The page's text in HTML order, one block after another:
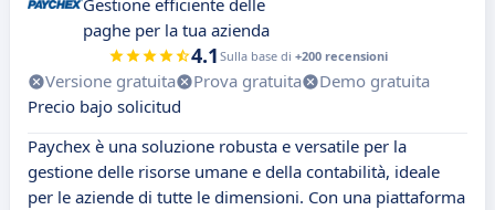
Gestione efficiente delle
paghe per la tua azienda
4.1 Sulla base di +200 recensioni
Versione gratuita Prova gratuita
Demo gratuita
Precio bajo solicitud
Paychex è una soluzione robusta e versatile per la
gestione delle risorse umane e della contabilità, ideale
per le aziende di tutte le dimensioni. Con una piattaforma